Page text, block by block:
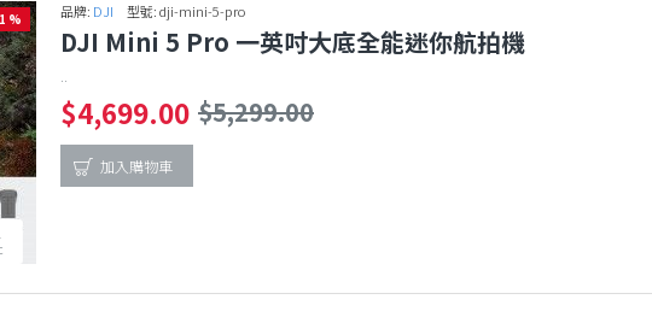
% 品牌: DJI 型號:dji-mini-5-pro
DJI Mini 5 Pro 一英吋大底全能迷你航拍機
..
$4,699.00 $5,299.00
加入購物車